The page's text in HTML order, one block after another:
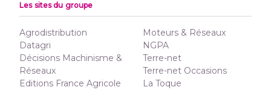
Les sites du groupe
Agrodistribution
Datagri
Décisions Machinisme &
Réseaux
Editions France Agricole
Moteurs & Réseaux
NGPA
Terre-net
Terre-net Occasions
La Toque